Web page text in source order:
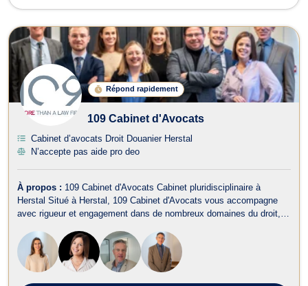
Répond rapidement
109 Cabinet d'Avocats
Cabinet d’avocats Droit Douanier Herstal
N’accepte pas aide pro deo
À propos : 109 Cabinet d'Avocats Cabinet pluridisciplinaire à
Herstal Situé à Herstal, 109 Cabinet d'Avocats vous accompagne
avec rigueur et engagement dans de nombreux domaines du droit,
Nos principaux domaines d’intervention : Droit commercial & de la
concurrence D...